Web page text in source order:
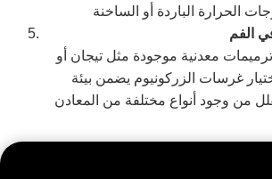
معدنية موجودة مثل تيجان أو
غرسات الزركونيوم يضمن بيئة